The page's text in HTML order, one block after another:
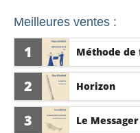
Meilleures ventes :
1 Méthode de
2 Horizon
3 Le